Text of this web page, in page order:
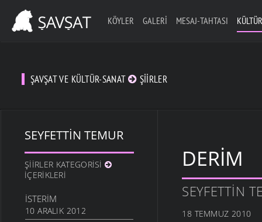
KÖYLER GALERI MESAJ-TAHTASI
ŞAVŞAT VE KÜLTÜR-SANAT ŞIIRLER
SEYFETTIN TEMUR
ŞIIRLER KATEGORISI
İÇERIKLERI
İSTERIM
10 ARALIK 2012
DERIM
SEYFETTIN
18 TEMMUZ 2010